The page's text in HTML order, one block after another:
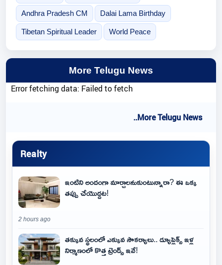
Andhra Pradesh CM Dalai Lama Birthday
Tibetan Spiritual Leader World Peace
More Telugu News
Error fetching data: Failed to fetch
..More Telugu News
Realty
ఇంటిని అందంగా మార్చాలనుకుంటున్నారా? ఈ ఒక్క
తప్పు చేయొద్దట!
2 hours ago
తక్కువ స్థలంలో ఎక్కువ సౌకర్యాలు.. డ్యూప్లెక్స్ ఇళ్ల
నిర్మాణంలో కొత్త ట్రెండ్స్ ఇవే!